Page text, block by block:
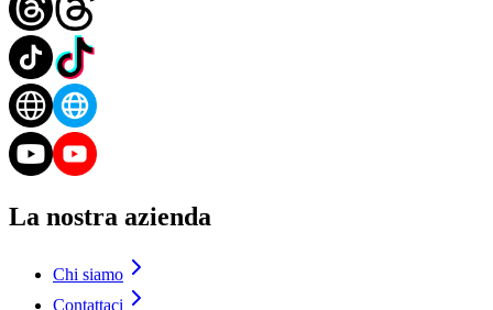
La nostra azienda
Chi siamo
Contattaci